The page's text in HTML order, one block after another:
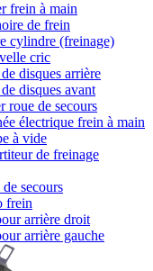
frein à main
de frein
cylindre (freinage)
cric
disques arrière
disques avant
roue de secours
électrique frein à main
à vide
de freinage
secours
frein
arrière droit
arrière gauche